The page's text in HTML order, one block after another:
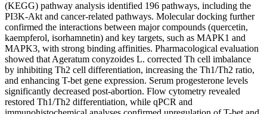
(KEGG) pathway analysis identified 196 pathways, including the
PI3K-Akt and cancer-related pathways. Molecular docking further
confirmed the interactions between major compounds (quercetin,
kaempferol, isorhamnetin) and key targets, such as MAPK1 and
MAPK3, with strong binding affinities. Pharmacological evaluation
showed that Ageratum conyzoides L. corrected Th cell imbalance
by inhibiting Th2 cell differentiation, increasing the Th1/Th2 ratio,
and enhancing T-bet gene expression. Serum progesterone levels
significantly decreased post-abortion. Flow cytometry revealed
restored Th1/Th2 differentiation, while qPCR and